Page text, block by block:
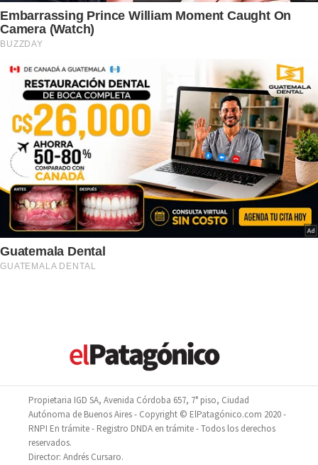
Propietaria IGD SA, Avenida Córdoba 657, 7° piso, Ciudad
Autónoma de Buenos Aires - Copyright © ElPatagónico.com 2020 -
RNPI En trámite - Registro DNDA en trámite - Todos los derechos
reservados.
Director: Andrés Cursaro.